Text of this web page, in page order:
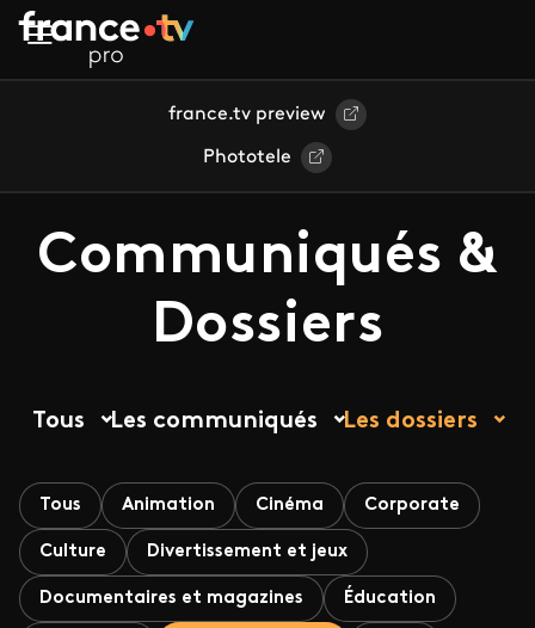
Aller au contenu principal
france.tv preview
Phototele
Communiqués &
Dossiers
Tous Les communiqués Les dossiers
Tous Animation Cinéma Corporate
Culture Divertissement et jeux
Documentaires et magazines Éducation